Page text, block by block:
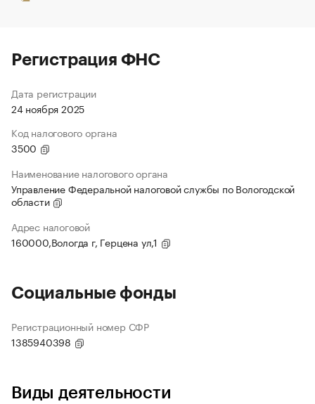
Регистрация ФНС
Дата регистрации
24 ноября 2025
Код налогового органа
3500
Наименование налогового органа
Управление Федеральной налоговой службы по Вологодской
области
Адрес налоговой
160000,Вологда г, Герцена ул,1
Социальные фонды
Регистрационный номер СФР
1385940398
Виды деятельности